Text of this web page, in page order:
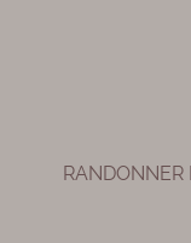
RANDONNER